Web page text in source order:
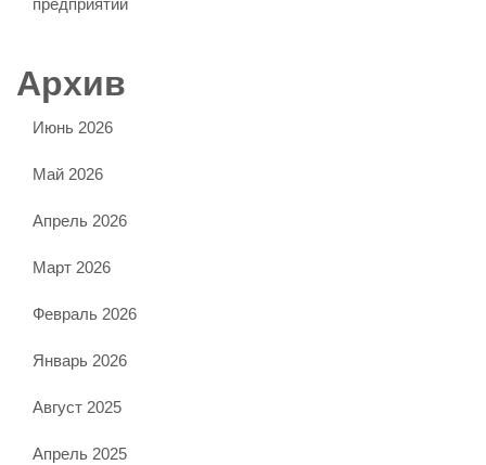
предприятий
Архив
Июнь 2026
Май 2026
Апрель 2026
Март 2026
Февраль 2026
Январь 2026
Август 2025
Апрель 2025